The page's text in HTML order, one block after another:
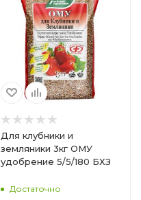
Для клубники и
земляники 3кг ОМУ
удобрение 5/5/180 БХЗ
Достаточно